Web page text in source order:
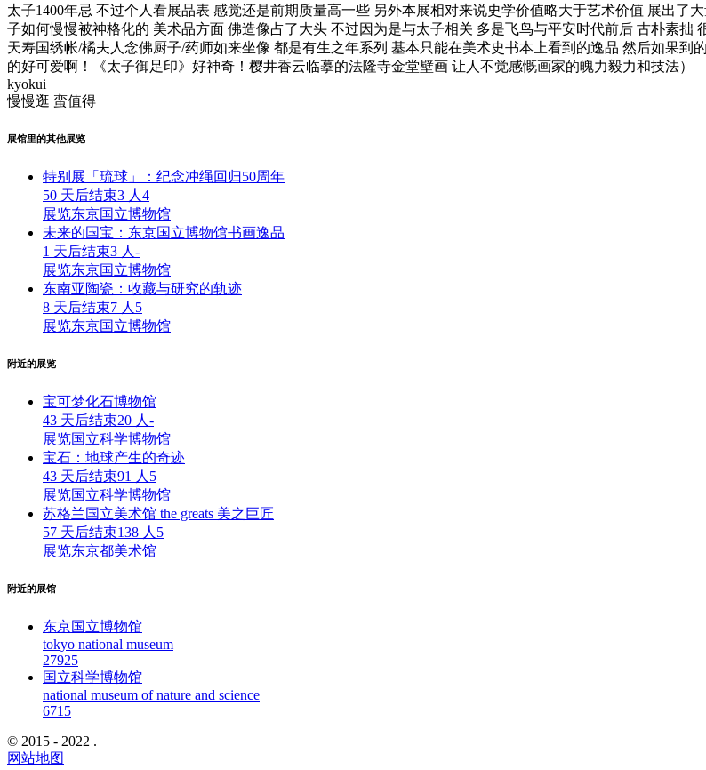
太子1400年忌 不过个人看展品表 感觉还是前期质量高一些 另外本展相对来说史学价值略大于艺术价值 展出了
子如何慢慢被神格化的 美术品方面 佛造像占了大头 不过因为是与太子相关 多是飞鸟与平安时代前后 古朴素
天寿国绣帐/橘夫人念佛厨子/药师如来坐像 都是有生之年系列 基本只能在美术史书本上看到的逸品 然后如果
的好可爱啊！《太子御足印》好神奇！樱井香云临摹的法隆寺金堂壁画 让人不觉感慨画家的魄力毅力和技法）
kyokui
慢慢逛 蛮值得
展馆里的其他展览
特别展「琉球」：纪念冲绳回归50周年
50 天后结束3 人 4
展览东京国立博物馆
未来的国宝：东京国立博物馆书画逸品
1 天后结束3 人 -
展览东京国立博物馆
东南亚陶瓷：收藏与研究的轨迹
8 天后结束7 人 5
展览东京国立博物馆
附近的展览
宝可梦化石博物馆
43 天后结束20 人 -
展览国立科学博物馆
宝石：地球产生的奇迹
43 天后结束91 人 5
展览国立科学博物馆
苏格兰国立美术馆 the greats 美之巨匠
57 天后结束138 人 5
展览东京都美术馆
附近的展馆
东京国立博物馆
tokyo national museum
27925
国立科学博物馆
national museum of nature and science
671 5
© 2015 - 2022 .
网站地图